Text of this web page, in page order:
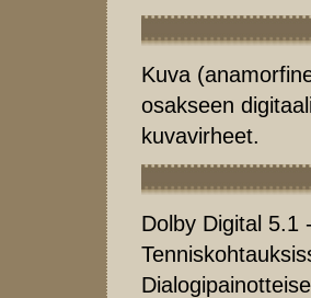
Kuva
osakseen
kuvavirheet.
Dolby Digital 5.1